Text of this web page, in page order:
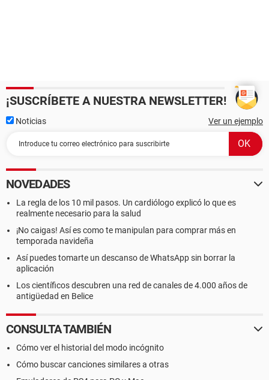
¡SUSCRÍBETE A NUESTRA NEWSLETTER!
Noticias Ver un ejemplo
NOVEDADES
La regla de los 10 mil pasos. Un cardiólogo explicó lo que es
realmente necesario para la salud
¡No caigas! Así es como te manipulan para comprar más en
temporada navideña
Así puedes tomarte un descanso de WhatsApp sin borrar la
aplicación
Los científicos descubren una red de canales de 4.000 años de
antigüedad en Belice
CONSULTA TAMBIÉN
Cómo ver el historial del modo incógnito
Cómo buscar canciones similares a otras